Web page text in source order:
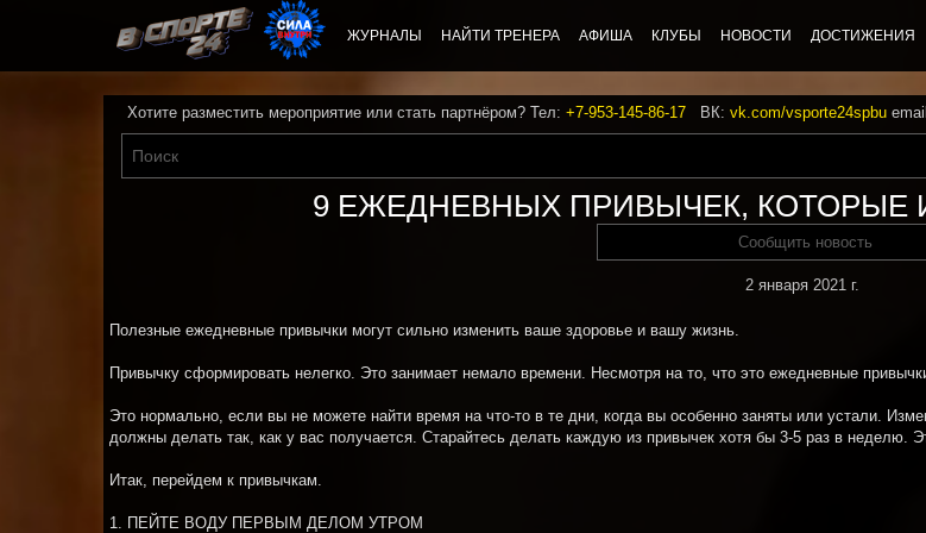
ЖУРНАЛЫ НАЙТИ ТРЕНЕРА АФИША КЛУБЫ НОВОСТИ ДОСТИЖЕНИЯ
Хотите разместить мероприятие или стать партнёром? Тел: +7-953-145-86-17 ВК: vk.com/vsporte24spbu
9 ЕЖЕДНЕВНЫХ ПРИВЫЧЕК,
Сообщить новость
2 января 2021 г.
Полезные ежедневные привычки могут сильно изменить ваше здоровье и вашу жизнь.
Привычку сформировать нелегко. Это занимает немало времени. Несмотря на то, что это ежедневные
Это нормально, если вы не можете найти время на что-то в те дни, когда вы особенно заняты или устали.
должны делать так, как у вас получается. Старайтесь делать каждую из привычек хотя бы 3-5 раз в неделю.
Итак, перейдем к привычкам.
1. ПЕЙТЕ ВОДУ ПЕРВЫМ ДЕЛОМ УТРОМ